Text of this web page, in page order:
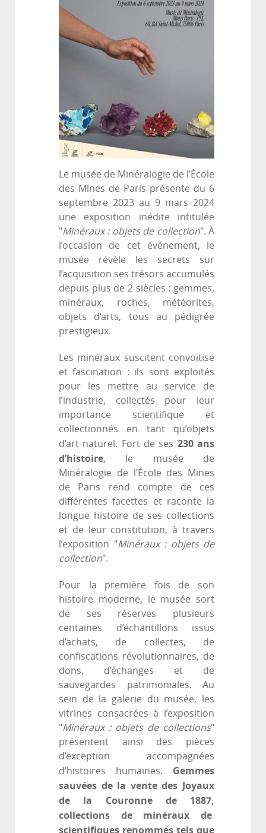
Le musée de Minéralogie de l’École
des Mines de Paris présente du 6
septembre 2023 au 9 mars 2024
une exposition inédite intitulée
"Minéraux : objets de collection". À
l’occasion de cet événement, le
musée révèle les secrets sur
l’acquisition ses trésors accumulés
depuis plus de 2 siècles : gemmes,
minéraux, roches, météorites,
objets d’arts, tous au pédigrée
prestigieux.
Les minéraux suscitent convoitise
et fascination : ils sont exploités
pour les mettre au service de
l’industrie, collectés pour leur
importance scientifique et
collectionnés en tant qu’objets
d’art naturel. Fort de ses 230 ans
d’histoire, le musée de
Minéralogie de l’École des Mines
de Paris rend compte de ces
différentes facettes et raconte la
longue histoire de ses collections
et de leur constitution, à travers
l’exposition "Minéraux : objets de
collection".
Pour la première fois de son
histoire moderne, le musée sort
de ses réserves plusieurs
centaines d’échantillons issus
d’achats, de collectes, de
confiscations révolutionnaires, de
dons, d’échanges et de
sauvegardes patrimoniales. Au
sein de la galerie du musée, les
vitrines consacrées à l’exposition
"Minéraux : objets de collections"
présentent ainsi des pièces
d’exception accompagnées
d’histoires humaines. Gemmes
sauvées de la vente des Joyaux
de la Couronne de 1887,
collections de minéraux de
scientifiques renommés tels que